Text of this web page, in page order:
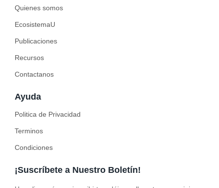
Quienes somos
EcosistemaU
Publicaciones
Recursos
Contactanos
Ayuda
Politica de Privacidad
Terminos
Condiciones
¡Suscríbete a Nuestro Boletín!